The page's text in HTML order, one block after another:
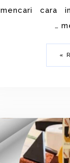
mencari cara